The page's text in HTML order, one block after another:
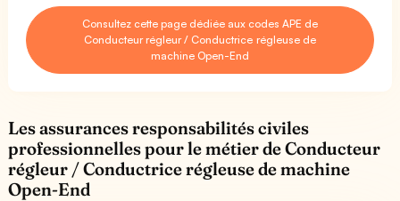
Consultez cette page dédiée aux codes APE de
Conducteur régleur / Conductrice régleuse de
machine Open-End
Les assurances responsabilités civiles
professionnelles pour le métier de Conducteur
régleur / Conductrice régleuse de machine
Open-End